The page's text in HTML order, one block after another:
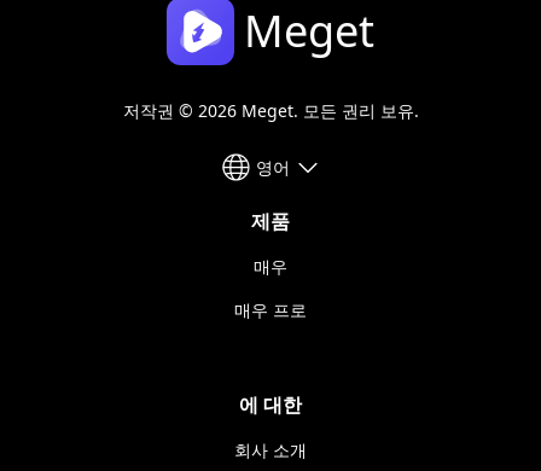
Meget
저작권 © 2026 Meget. 모든 권리 보유.
영어
제품
매우
매우 프로
에 대한
회사 소개